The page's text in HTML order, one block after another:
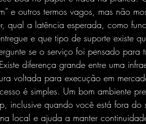
e outros termos vagos, mas não
qual a latência esperada, como
e que tipo de suporte existe
se o serviço foi pensado para
diferença grande entre uma
voltada para execução em
é simples. Um bom ambiente
inclusive quando você está fora do
local e ajuda a manter